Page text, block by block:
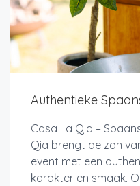
Authentieke
Casa La Qia –
Qia brengt de zon
event met een
karakter en smaak.